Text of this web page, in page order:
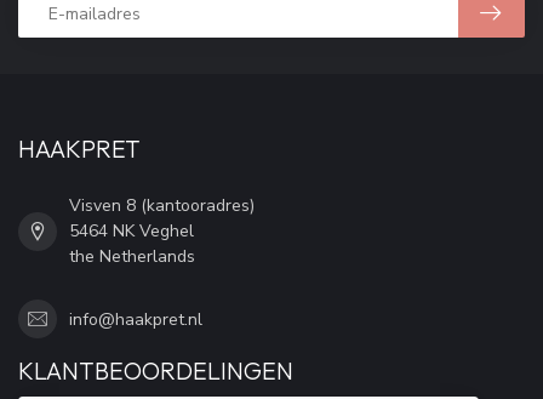
HAAKPRET
Visven 8 (kantooradres)
5464 NK Veghel
the Netherlands
info@haakpret.nl
KLANTBEOORDELINGEN